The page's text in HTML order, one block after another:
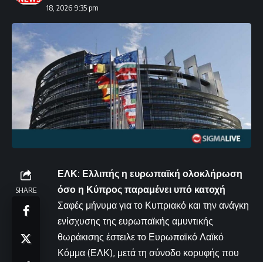
18, 2026 9:35 pm
SHARE
ΕΛΚ: Ελλιπής η ευρωπαϊκή ολοκλήρωση
όσο η Κύπρος παραμένει υπό κατοχή
Σαφές μήνυμα για το Κυπριακό και την ανάγκη
ενίσχυσης της ευρωπαϊκής αμυντικής
θωράκισης έστειλε το Ευρωπαϊκό Λαϊκό
Κόμμα (ΕΛΚ), μετά τη σύνοδο κορυφής που